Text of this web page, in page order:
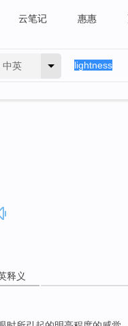
云笔记 惠惠
中英
释义